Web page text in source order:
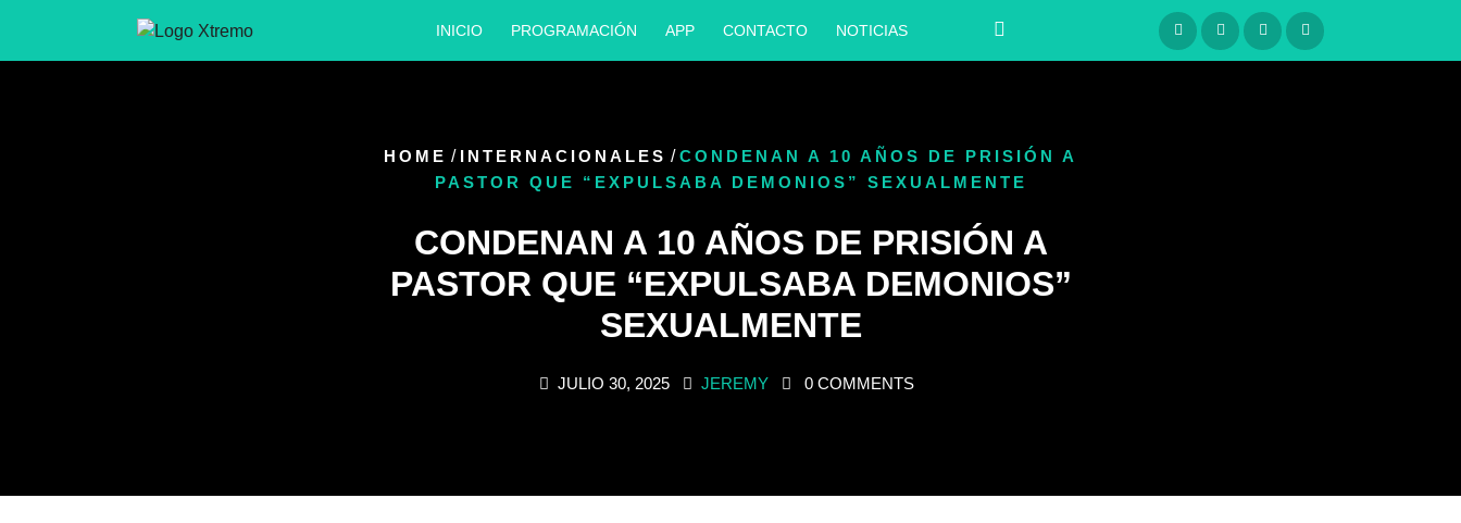
INICIO PROGRAMACIÓN APP CONTACTO NOTICIAS
HOME / INTERNACIONALES /CONDENAN A 10 AÑOS DE PRISIÓN A
PASTOR QUE “EXPULSABA DEMONIOS” SEXUALMENTE
CONDENAN A 10 AÑOS DE PRISIÓN A
PASTOR QUE “EXPULSABA DEMONIOS”
SEXUALMENTE
JULIO 30, 2025 JEREMY 0 COMMENTS